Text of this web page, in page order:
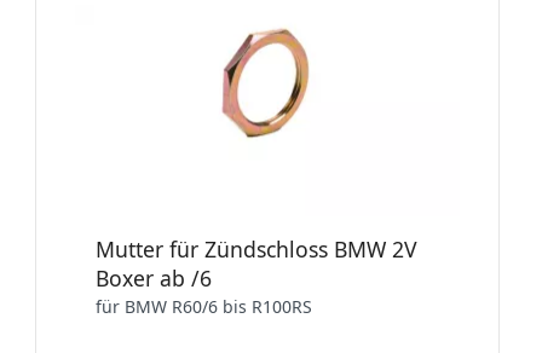
Mutter für Zündschloss BMW 2V
Boxer ab /6
für BMW R60/6 bis R100RS